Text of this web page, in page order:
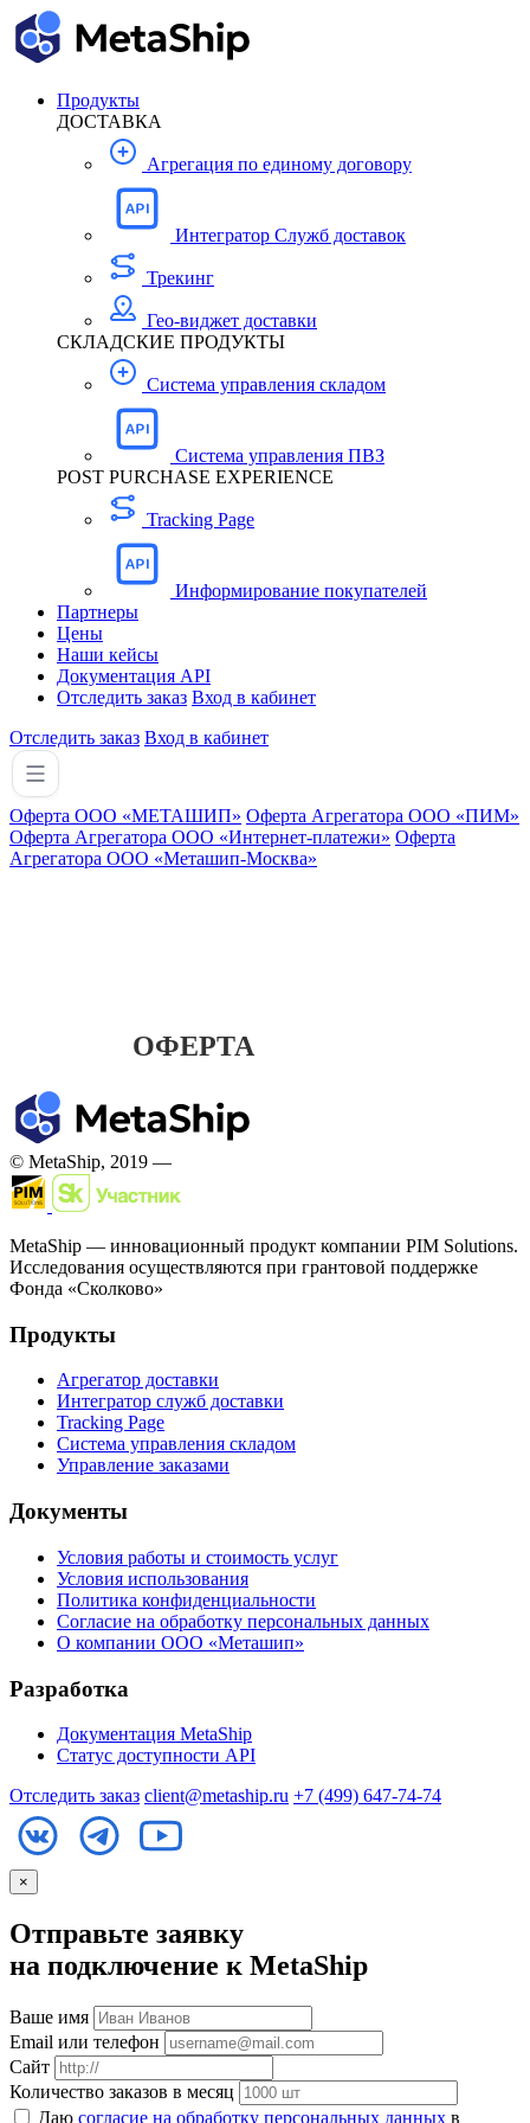
Продукты
ДОСТАВКА
Агрегация по единому договору
Интегратор Служб доставок
Трекинг
Гео-виджет доставки
СКЛАДСКИЕ ПРОДУКТЫ
Система управления складом
Система управления ПВЗ
POST PURCHASE EXPERIENCE
Tracking Page
Информирование покупателей
Партнеры
Цены
Наши кейсы
Документация API
Отследить заказ Вход в кабинет
Отследить заказ Вход в кабинет
Оферта ООО «МЕТАШИП» Оферта Агрегатора ООО «ПИМ»
Оферта Агрегатора ООО «Интернет-платежи» Оферта
Агрегатора ООО «Меташип-Москва»
© MetaShip, 2019 —
MetaShip — инновационный продукт компании PIM Solutions.
Исследования осуществляются при грантовой поддержке
Фонда «Сколково»
Продукты
Агрегатор доставки
Интегратор служб доставки
Tracking Page
Система управления складом
Управление заказами
Документы
Условия работы и стоимость услуг
Условия использования
Политика конфиденциальности
Согласие на обработку персональных данных
О компании ООО «Меташип»
Разработка
Документация MetaShip
Статус доступности API
Отследить заказ client@metaship.ru +7 (499) 647-74-74
×
Отправьте заявку
на подключение к MetaShip
Ваше имя
Email или телефон
Сайт
Количество заказов в месяц
Даю согласие на обработку персональных данных в